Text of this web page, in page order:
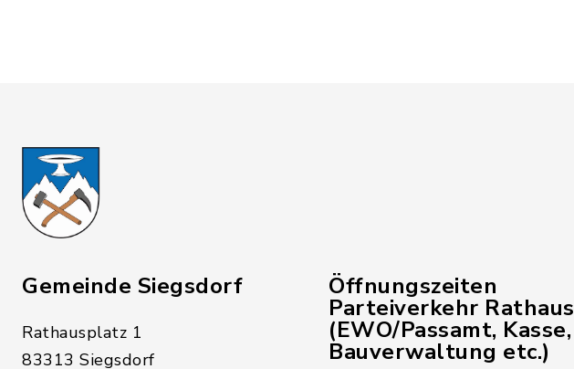
Gemeinde Siegsdorf
Rathausplatz 1
83313 Siegsdorf
Öffnungszeiten
Parteiverkehr Rathaus
(EWO/Passamt, Kasse,
Bauverwaltung etc.)